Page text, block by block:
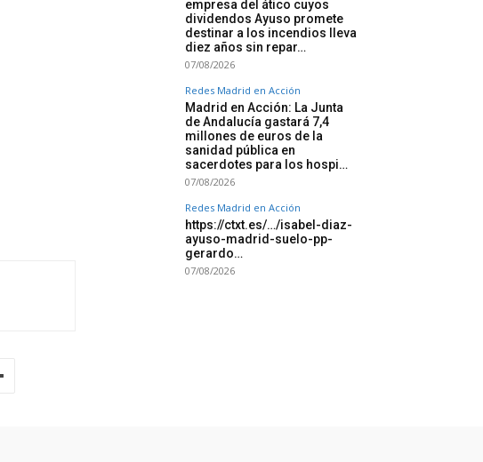
empresa del ático cuyos
dividendos Ayuso promete
destinar a los incendios lleva
diez años sin repar…
07/08/2026
Redes Madrid en Acción
Madrid en Acción: La Junta
de Andalucía gastará 7,4
millones de euros de la
sanidad pública en
sacerdotes para los hospi…
07/08/2026
Redes Madrid en Acción
https://ctxt.es/…/isabel-diaz-
ayuso-madrid-suelo-pp-
gerardo…
07/08/2026